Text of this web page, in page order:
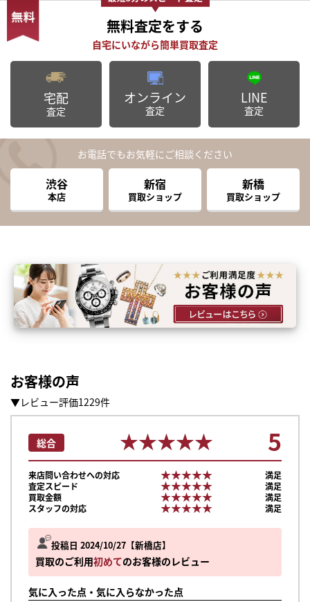
無料査定をする
宅配
査定
オンライン
査定
LINE
査定
お電話でもお気軽にご相談ください
渋谷
本店
新宿
買取ショップ
新橋
買取ショップ
お客様の声
▼レビュー評価1229件
投稿日 2024/10/27 新橋店
買取のご利用初めてのお客様のレビュー
気に入った点・気に入らなかった点
総合 ★★★★★
★★★★★ 5
来店問い合わせへの対応 ★★★★★
★★★★★
満足
査定スピード
★★★★★
★★★★★
満足
買取金額
★★★★★
★★★★★
満足
スタッフの対応
★★★★★
★★★★★ 満足